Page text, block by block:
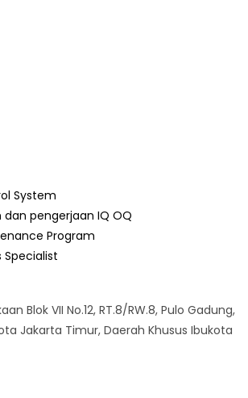
System
pengerjaan IQ OQ
Program
Specialist
Blok VII No.12, RT.8/RW.8, Pulo Gadung,
Jakarta Timur, Daerah Khusus Ibukota